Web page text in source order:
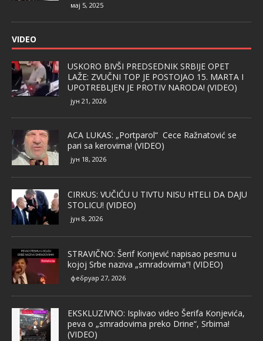
мај 5, 2025
VIDEO
USKORO BIVŠI PREDSEDNIK SRBIJE OPET
LAŽE: ZVUČNI TOP JE POSTOJAO 15. MARTA I
UPOTREBLJEN JE PROTIV NARODA! (VIDEO)
јун 21, 2026
ACA LUKAS: „Portparol“ Cece Ražnatović se
pari sa kerovima! (VIDEO)
јун 18, 2026
CIRKUS: VUČIĆU U TIVTU NISU HTELI DA DAJU
STOLICU! (VIDEO)
јун 8, 2026
STRAVIČNO: Šerif Konjević napisao pesmu u
kojoj Srbe naziva „smradovima“! (VIDEO)
фебруар 27, 2026
EKSKLUZIVNO: Isplivao video Šerifa Konjevića,
peva o „smradovima preko Drine“, Srbima!
(VIDEO)